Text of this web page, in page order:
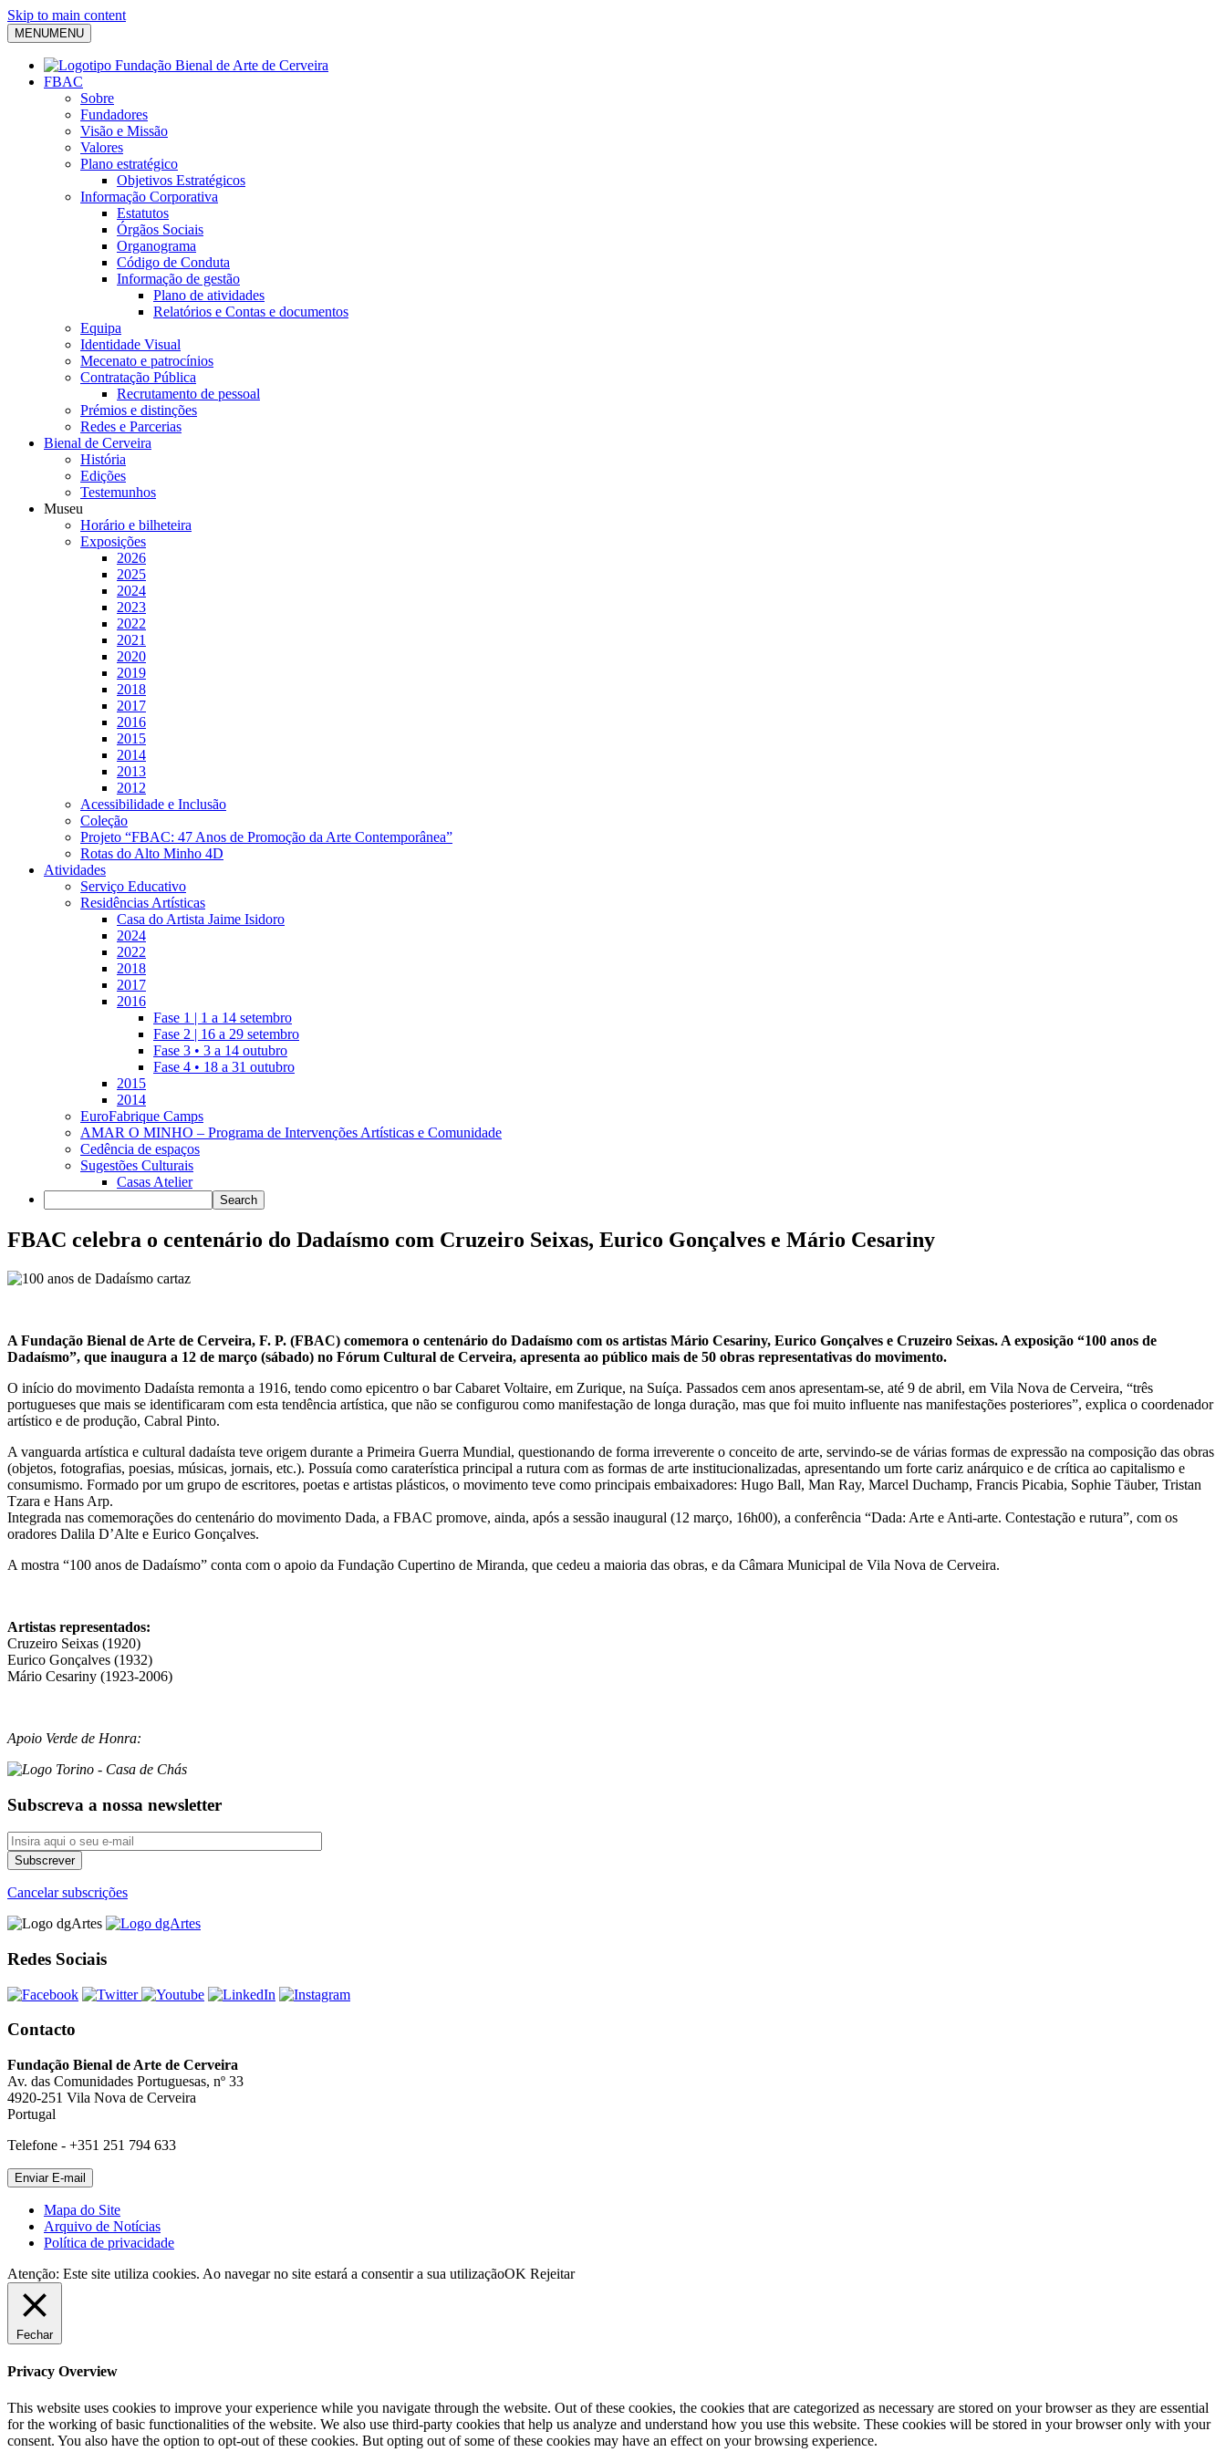
Skip to main content
MENUMENU
FBAC
Sobre
Fundadores
Visão e Missão
Valores
Plano estratégico
Objetivos Estratégicos
Informação Corporativa
Estatutos
Órgãos Sociais
Organograma
Código de Conduta
Informação de gestão
Plano de atividades
Relatórios e Contas e documentos
Equipa
Identidade Visual
Mecenato e patrocínios
Contratação Pública
Recrutamento de pessoal
Prémios e distinções
Redes e Parcerias
Bienal de Cerveira
História
Edições
Testemunhos
Museu
Horário e bilheteira
Exposições
2026
2025
2024
2023
2022
2021
2020
2019
2018
2017
2016
2015
2014
2013
2012
Acessibilidade e Inclusão
Coleção
Projeto “FBAC: 47 Anos de Promoção da Arte Contemporânea”
Rotas do Alto Minho 4D
Atividades
Serviço Educativo
Residências Artísticas
Casa do Artista Jaime Isidoro
2024
2022
2018
2017
2016
Fase 1 | 1 a 14 setembro
Fase 2 | 16 a 29 setembro
Fase 3 • 3 a 14 outubro
Fase 4 • 18 a 31 outubro
2015
2014
EuroFabrique Camps
AMAR O MINHO – Programa de Intervenções Artísticas e Comunidade
Cedência de espaços
Sugestões Culturais
Casas Atelier
FBAC celebra o centenário do Dadaísmo com Cruzeiro Seixas, Eurico Gonçalves e Mário Cesariny
A Fundação Bienal de Arte de Cerveira, F. P. (FBAC) comemora o centenário do Dadaísmo com os artistas Mário Cesariny, Eurico Gonçalves e Cruzeiro Seixas. A exposição “100 anos de
Dadaísmo”, que inaugura a 12 de março (sábado) no Fórum Cultural de Cerveira, apresenta ao público mais de 50 obras representativas do movimento.
O início do movimento Dadaísta remonta a 1916, tendo como epicentro o bar Cabaret Voltaire, em Zurique, na Suíça. Passados cem anos apresentam-se, até 9 de abril, em Vila Nova de Cerveira, “três
portugueses que mais se identificaram com esta tendência artística, que não se configurou como manifestação de longa duração, mas que foi muito influente nas manifestações posteriores”, explica o coordenador
artístico e de produção, Cabral Pinto.
A vanguarda artística e cultural dadaísta teve origem durante a Primeira Guerra Mundial, questionando de forma irreverente o conceito de arte, servindo-se de várias formas de expressão na composição das obras
(objetos, fotografias, poesias, músicas, jornais, etc.). Possuía como caraterística principal a rutura com as formas de arte institucionalizadas, apresentando um forte cariz anárquico e de crítica ao capitalismo e
consumismo. Formado por um grupo de escritores, poetas e artistas plásticos, o movimento teve como principais embaixadores: Hugo Ball, Man Ray, Marcel Duchamp, Francis Picabia, Sophie Täuber, Tristan
Tzara e Hans Arp.
Integrada nas comemorações do centenário do movimento Dada, a FBAC promove, ainda, após a sessão inaugural (12 março, 16h00), a conferência “Dada: Arte e Anti-arte. Contestação e rutura”, com os
oradores Dalila D’Alte e Eurico Gonçalves.
A mostra “100 anos de Dadaísmo” conta com o apoio da Fundação Cupertino de Miranda, que cedeu a maioria das obras, e da Câmara Municipal de Vila Nova de Cerveira.
Artistas representados:
Cruzeiro Seixas (1920)
Eurico Gonçalves (1932)
Mário Cesariny (1923-2006)
Apoio Verde de Honra:
Subscreva a nossa newsletter
Cancelar subscrições
Redes Sociais
Contacto
Fundação Bienal de Arte de Cerveira
Av. das Comunidades Portuguesas, nº 33
4920-251 Vila Nova de Cerveira
Portugal
Telefone - +351 251 794 633
Mapa do Site
Arquivo de Notícias
Política de privacidade
Atenção: Este site utiliza cookies. Ao navegar no site estará a consentir a sua utilizaçãoOK Rejeitar
Fechar
Privacy Overview
This website uses cookies to improve your experience while you navigate through the website. Out of these cookies, the cookies that are categorized as necessary are stored on your browser as they are essential
for the working of basic functionalities of the website. We also use third-party cookies that help us analyze and understand how you use this website. These cookies will be stored in your browser only with your
consent. You also have the option to opt-out of these cookies. But opting out of some of these cookies may have an effect on your browsing experience.